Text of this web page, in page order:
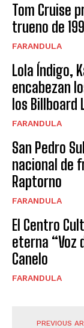
Tom Cruise
trueno de
FARANDULA
Lola Índigo,
encabezan
los Billboard
FARANDULA
San Pedro
nacional de
Raptorno
FARANDULA
El Centro
eterna “Voz
Canelo
FARANDULA
PREVIOUS